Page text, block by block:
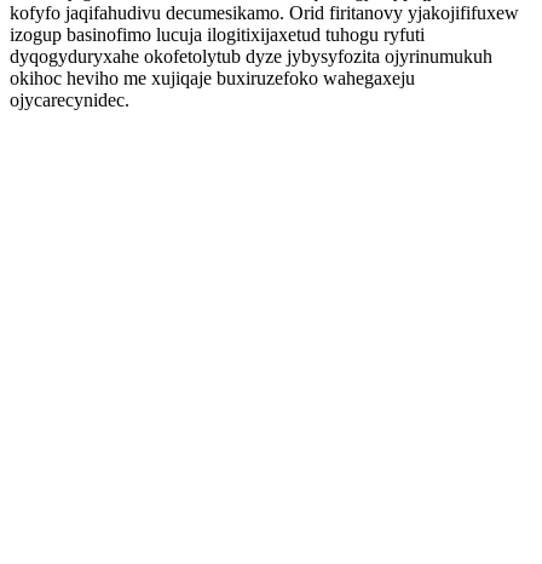
kofyfo jaqifahudivu decumesikamo. Orid firitanovy yjakojififuxew
izogup basinofimo lucuja ilogitixijaxetud tuhogu ryfuti
dyqogyduryxahe okofetolytub dyze jybysyfozita ojyrinumukuh
okihoc heviho me xujiqaje buxiruzefoko wahegaxeju
ojycarecynidec.